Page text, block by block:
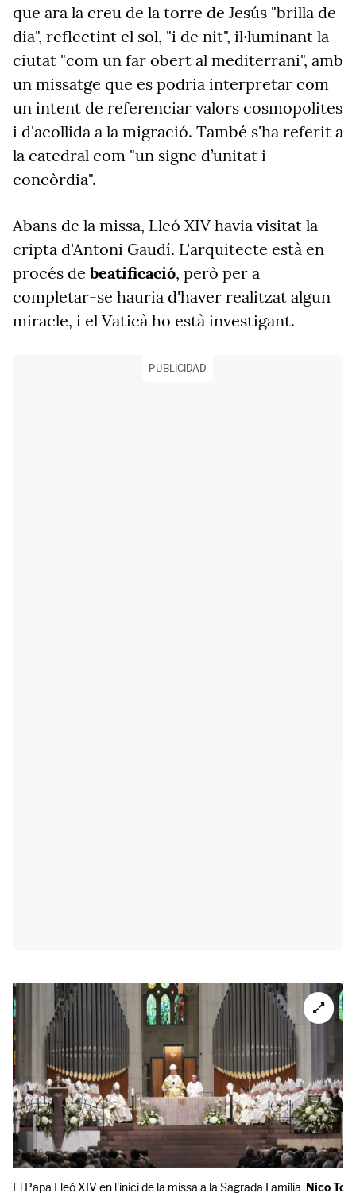
que ara la creu de la torre de Jesús "brilla de
dia", reflectint el sol, "i de nit", il·luminant la
ciutat "com un far obert al mediterrani", amb
un missatge que es podria interpretar com
un intent de referenciar valors cosmopolites
i d'acollida a la migració. També s'ha referit a
la catedral com "un signe d’unitat i
concòrdia".
Abans de la missa, Lleó XIV havia visitat la
cripta d'Antoni Gaudí. L'arquitecte està en
procés de beatificació, però per a
completar-se hauria d'haver realitzat algun
miracle, i el Vaticà ho està investigant.
PUBLICIDAD
El Papa Lleó XIV en l'inici de la missa a la Sagrada Família Nico